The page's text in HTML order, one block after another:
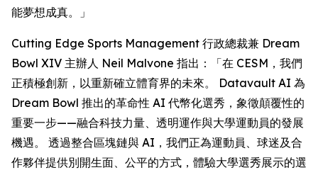
能夢想成真。」
Cutting Edge Sports Management 行政總裁兼 Dream
Bowl XIV 主辦人 Neil Malvone 指出：「在 CESM，我們
正積極創新，以重新確立體育界的未來。 Datavault AI 為
Dream Bowl 推出的革命性 AI 代幣化選秀，象徵顛覆性的
重要一步——融合科技力量、透明運作與大學運動員的發展
機遇。 透過整合區塊鏈與 AI，我們正為運動員、球迷及合
作夥伴提供別開生面、公平的方式，體驗大學選秀展示的選